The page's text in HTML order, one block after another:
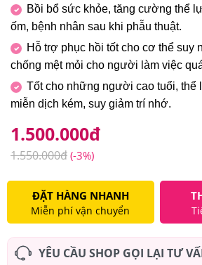
Bồi bổ sức khỏe, tăng cường thể
ốm, bệnh nhân sau khi phẫu thuật.
Hỗ trợ phục hồi tốt cho cơ thể suy
chống mệt mỏi cho người làm việc
Tốt cho những người cao tuổi, thể
miễn dịch kém, suy giảm trí nhớ.
1.500.000đ
1.550.000đ (-3%)
ĐẶT HÀNG NHANH
Miễn phí vận chuyển
YÊU CẦU SHOP GỌI LẠI TƯ